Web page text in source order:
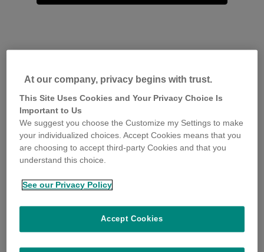
At our company, privacy begins with trust.
This Site Uses Cookies and Your Privacy Choice Is
Important to Us
We suggest you choose the Customize my Settings to make
your individualized choices. Accept Cookies means that you
are choosing to accept third-party Cookies and that you
understand this choice.
See our Privacy Policy
Accept Cookies